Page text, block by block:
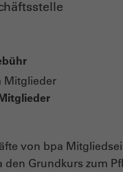
Mitglieder
von bpa
den Grundkurs zum